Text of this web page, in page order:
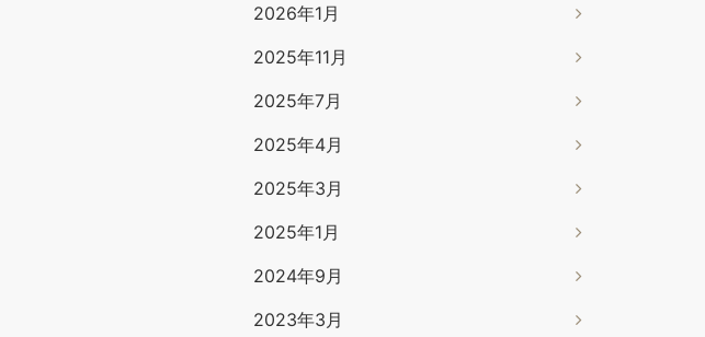
2026年1月
2025年11月
2025年7月
2025年4月
2025年3月
2025年1月
2024年9月
2023年3月